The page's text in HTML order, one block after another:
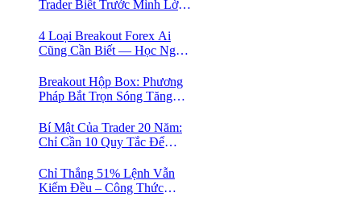
Trader Biết Trước Mình Lời
4 Loại Breakout Forex Ai
Cũng Cần Biết — Học Ngay
Trader Nhàn Mà Vẫn Ăn
Tiền
Breakout Hộp Box: Phương
Pháp Bắt Trọn Sóng Tăng
Bí Mật Của Trader 20 Năm:
Chỉ Cần 10 Quy Tắc Để
Chỉ Thắng 51% Lệnh Vẫn
Kiếm Đều – Công Thức